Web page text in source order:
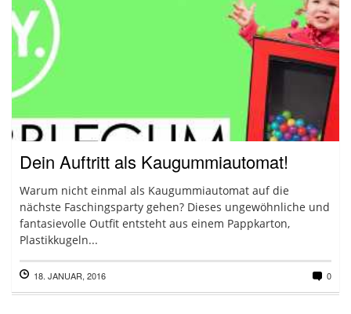
Dein Auftritt als Kaugummiautomat!
Warum nicht einmal als Kaugummiautomat auf die
nächste Faschingsparty gehen? Dieses ungewöhnliche und
fantasievolle Outfit entsteht aus einem Pappkarton,
Plastikkugeln...
18. JANUAR, 2016 0